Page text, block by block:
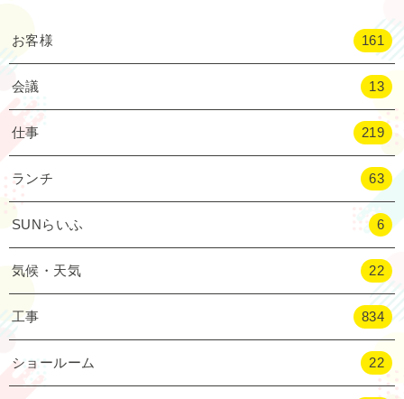
お客様 161
会議 13
仕事 219
ランチ 63
SUNらいふ 6
気候・天気 22
工事 834
ショールーム 22